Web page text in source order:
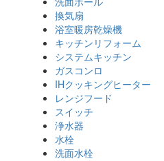
換気扇
浴室暖房乾燥機
キッチンリフォーム
システムキッチン
ガスコンロ
IHクッキングヒーター
レンジフード
スイッチ
浄水器
水栓
洗面水栓